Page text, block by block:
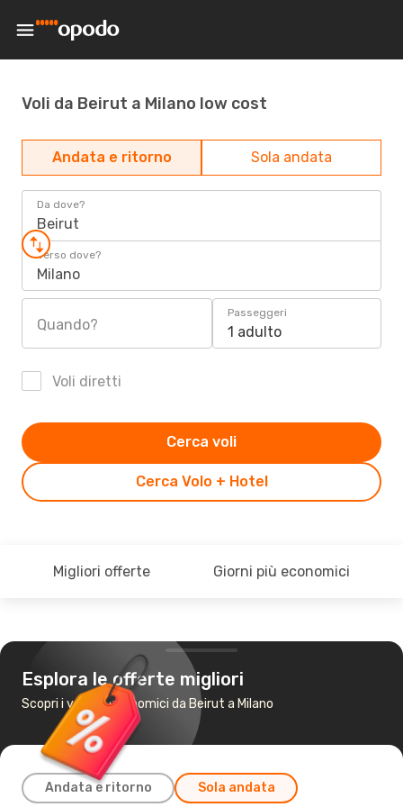
Voli da Beirut a Milano low cost
Andata e ritorno Sola andata
Da dove?
Beirut
Verso dove?
Milano
Quando?
Passeggeri
1 adulto
Voli diretti
Cerca Volo + Hotel
Cerca voli
Migliori offerte Giorni più economici
Esplora le offerte migliori
Scopri i voli più economici da Beirut a Milano
Andata e ritorno Sola andata